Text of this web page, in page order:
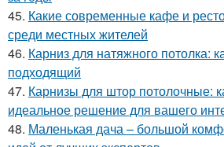
45. Какие современные кафе и
среди местных жителей
46. Карниз для натяжного потолка:
подходящий
47. Карнизы для штор потолочные:
идеальное решение для вашего
48. Маленькая дача – большой